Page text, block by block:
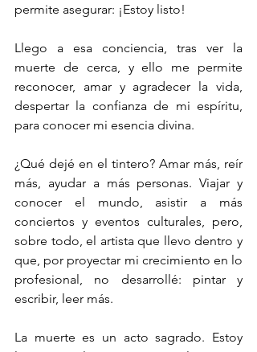
permite asegurar: ¡Estoy listo!
Llego a esa conciencia, tras ver la
muerte de cerca, y ello me permite
reconocer, amar y agradecer la vida,
despertar la confianza de mi espíritu,
para conocer mi esencia divina.
¿Qué dejé en el tintero? Amar más, reír
más, ayudar a más personas. Viajar y
conocer el mundo, asistir a más
conciertos y eventos culturales, pero,
sobre todo, el artista que llevo dentro y
que, por proyectar mi crecimiento en lo
profesional, no desarrollé: pintar y
escribir, leer más.
La muerte es un acto sagrado. Estoy